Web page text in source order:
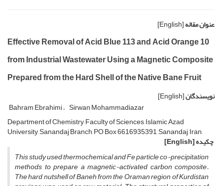
عنوان مقاله[English]
Effective Removal of Acid Blue 113 and Acid Orange 10
from Industrial Wastewater Using a Magnetic Composite
Prepared from the Hard Shell of the Native Bane Fruit
نویسندگان[English]
Bahram Ebrahimi Sirwan Mohammadiazar
Department of Chemistry, Faculty of Sciences, Islamic Azad
University, Sanandaj Branch, PO Box 6616935391, Sanandaj, Iran,
چکیده[English]
This study used thermochemical and Fe particle co-precipitation
methods to prepare a magnetic-activated carbon composite.
The hard nutshell of Baneh from the Oraman region of Kurdistan